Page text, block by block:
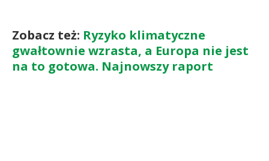
Zobacz też: Ryzyko klimatyczne
gwałtownie wzrasta, a Europa nie jest
na to gotowa. Najnowszy raport